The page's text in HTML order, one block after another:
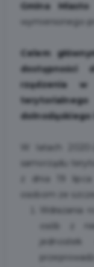
Gmina Miasto
wymienionego
Celem
dostępności
rządzenia
dolnośląskiego
W latach
samorządu
z dnia 19
osobom ze
Wdrażania
osób z
jednostek